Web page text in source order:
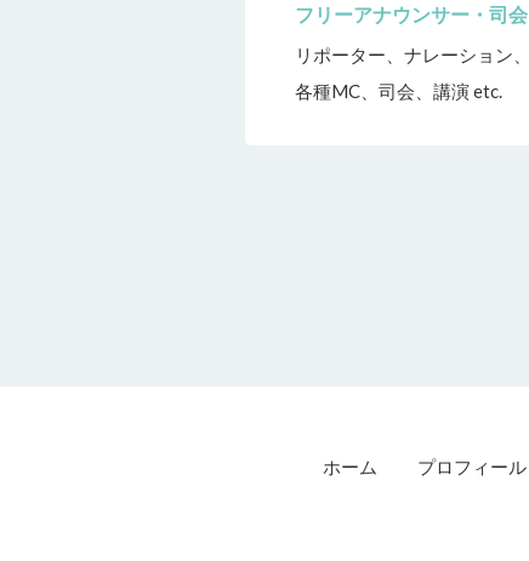
フリーアナウンサー・司会
リポーター、ナレーション、
各種MC、司会、講演 etc.
ホーム プロフィール